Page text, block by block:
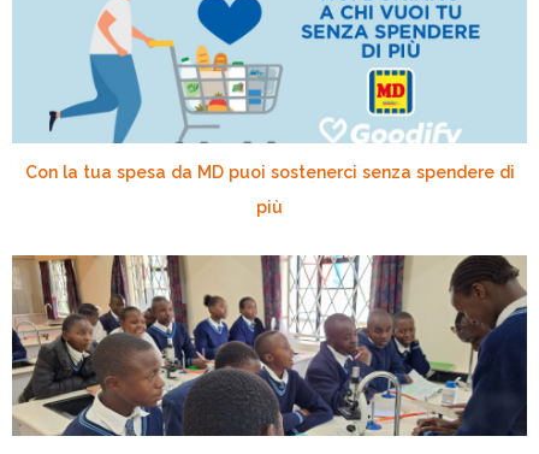
Con la tua spesa da MD puoi sostenerci senza spendere di
più